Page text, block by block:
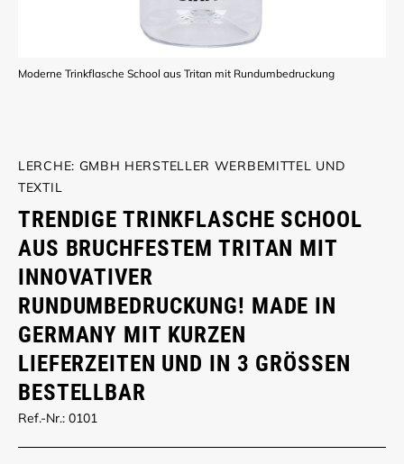
Moderne Trinkflasche School aus Tritan mit Rundumbedruckung
LERCHE: GMBH HERSTELLER WERBEMITTEL UND
TEXTIL
TRENDIGE TRINKFLASCHE SCHOOL
AUS BRUCHFESTEM TRITAN MIT
INNOVATIVER
RUNDUMBEDRUCKUNG! MADE IN
GERMANY MIT KURZEN
LIEFERZEITEN UND IN 3 GRÖSSEN B
ESTELLBAR
Ref.-Nr.: 0101